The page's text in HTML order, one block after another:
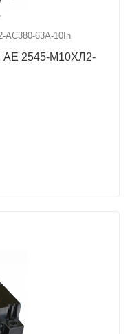
63А-10In
АЕ 2545-М10ХЛ2-